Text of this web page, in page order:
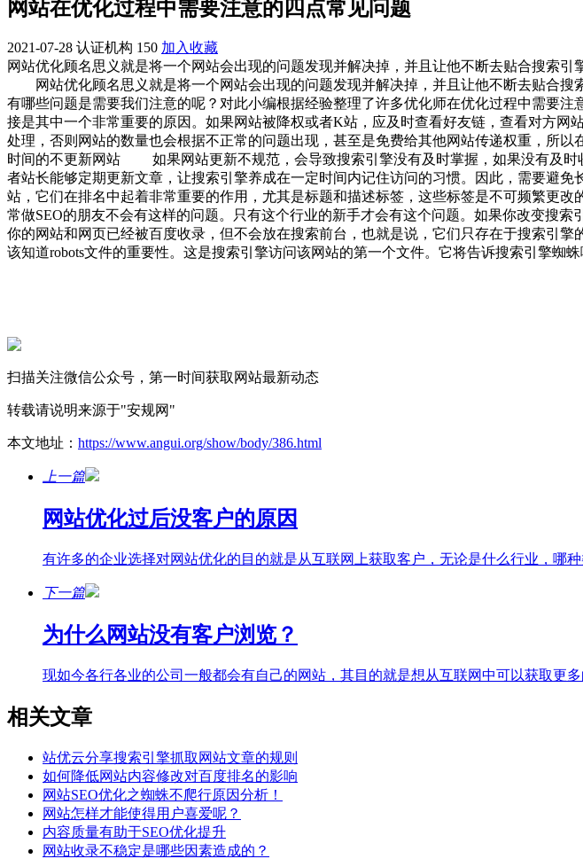
网站在优化过程中需要注意的四点常见问题
2021-07-28 认证机构 150 加入收藏
网站优化顾名思义就是将一个网站会出现的问题发现并解决掉，并且让他不断去贴合搜索
网站优化顾名思义就是将一个网站会出现的问题发现并解决掉，并且让他不断去贴合搜
有哪些问题是需要我们注意的呢？对此小编根据经验整理了许多优化师在优化过程中需要注
接是其中一个非常重要的原因。如果网站被降权或者K站，应及时查看好友链，查看对方
处理，否则网站的数量也会根据不正常的问题出现，甚至是免费给其他网站传递权重，
时间的不更新网站 如果网站更新不规范，会导致搜索引擎没有及时掌握，如果没有及时
者站长能够定期更新文章，让搜索引擎养成在一定时间内记住访问的习惯。因此，需
站，它们在排名中起着非常重要的作用，尤其是标题和描述标签，这些标签是不可频繁
常做SEO的朋友不会有这样的问题。只有这个行业的新手才会有这个问题。如果你改变搜
你的网站和网页已经被百度收录，但不会放在搜索前台，也就是说，它们只存在于搜
该知道robots文件的重要性。这是搜索引擎访问该网站的第一个文件。它将告诉搜索引擎蜘
扫描关注微信公众号，第一时间获取网站最新动态
转载请说明来源于"安规网"
本文地址： https://www.angui.org/show/body/386.html
上一篇
网站优化过后没客户的原因
有许多的企业选择对网站优化的目的就是从互联网上获取客户，无论是什么行业，哪
下一篇
为什么网站没有客户浏览？
现如今各行各业的公司一般都会有自己的网站，其目的就是想从互联网中可以获取更
相关文章
站优云分享搜索引擎抓取网站文章的规则
如何降低网站内容修改对百度排名的影响
网站SEO优化之蜘蛛不爬行原因分析！
网站怎样才能使得用户喜爱呢？
内容质量有助于SEO优化提升
网站收录不稳定是哪些因素造成的？